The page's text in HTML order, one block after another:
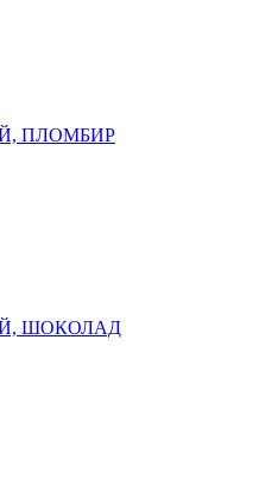
ПЛОМБИР
ШОКОЛАД